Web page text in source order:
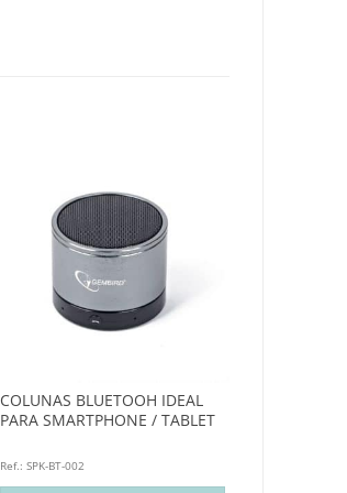
COLUNAS BLUETOOH IDEAL
PARA SMARTPHONE / TABLET
Ref.: SPK-BT-002